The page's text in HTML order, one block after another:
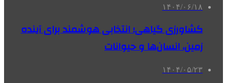
۱۴۰۴/۰۶/۱۸
کشاورزی گیاهی؛ انتخابی هوشمند برای آینده
زمین، انسان‌ها و حیوانات
۱۴۰۴/۰۵/۲۳